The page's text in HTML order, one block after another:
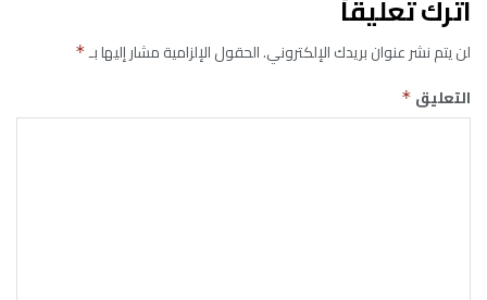
اترك تعليقاً
لن يتم نشر عنوان بريدك الإلكتروني.الحقول الإلزامية مشار إليها بـ*
التعليق *